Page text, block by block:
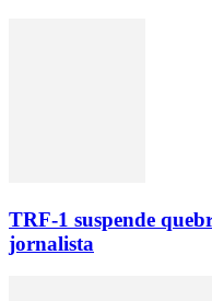
TRF-1 suspende
jornalista